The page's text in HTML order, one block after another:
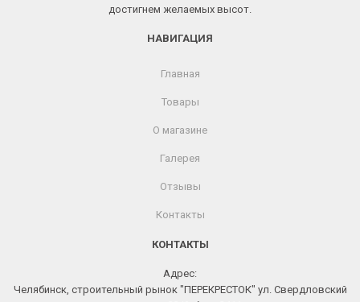
достигнем желаемых высот.
НАВИГАЦИЯ
Главная
Товары
О магазине
Галерея
Отзывы
Контакты
КОНТАКТЫ
Адрес:
Челябинск, строительный рынок "ПЕРЕКРЕСТОК" ул. Свердловский